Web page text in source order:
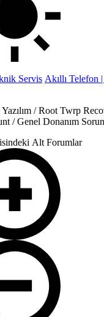
Servis Akıllı Telefon
/ Root Twrp
/ Genel Donanım
Alt Forumlar